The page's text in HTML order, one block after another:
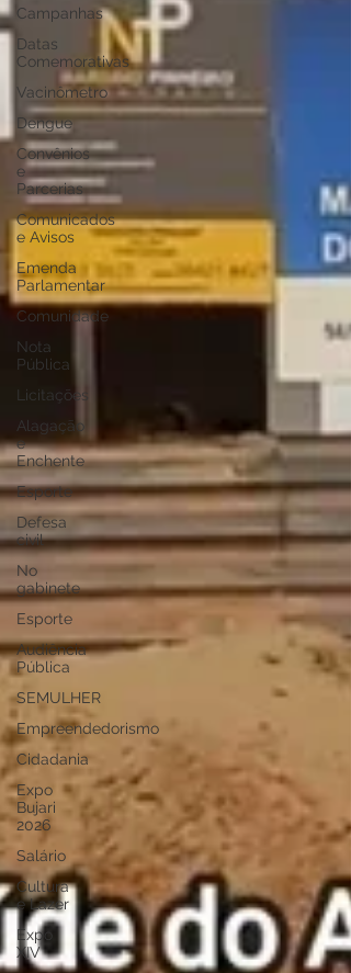
Campanhas
Datas
Comemorativas
Vacinômetro
Dengue
Convênios
e
Parcerias
Comunicados
e Avisos
Emenda
Parlamentar
Comunidade
Nota
Pública
Licitações
Alagação
e
Enchente
Esporte
Defesa
civil
No
gabinete
Esporte
Audiência
Pública
SEMULHER
Empreendedorismo
Cidadania
Expo
Bujari
2026
Salário
Cultura
e Lazer
Expo
XIV